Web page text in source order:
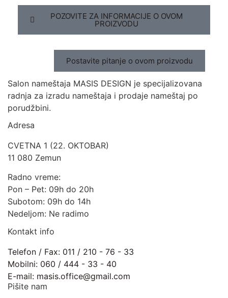
POZOVITE ZA INFORMACIJE O OVOM
PROIZVODU
Postavite pitanje o ovom proizvodu
Salon nameštaja MASIS DESIGN je specijalizovana
radnja za izradu nameštaja i prodaje nameštaj po
porudžbini.
Adresa
CVETNA 1 (22. OKTOBAR)
11 080 Zemun
Radno vreme:
Pon – Pet: 09h do 20h
Subotom: 09h do 14h
Nedeljom: Ne radimo
Kontakt info
Telefon / Fax: 011 / 210 - 76 - 33
Mobilni: 060 / 444 - 33 - 40
E-mail: masis.office@gmail.com
Pišite nam